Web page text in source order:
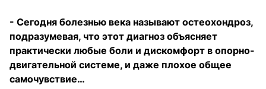
- Сегодня болезнью века называют остеохондроз,
подразумевая, что этот диагноз объясняет
практически любые боли и дискомфорт в опорно-
двигательной системе, и даже плохое общее
самочувствие…